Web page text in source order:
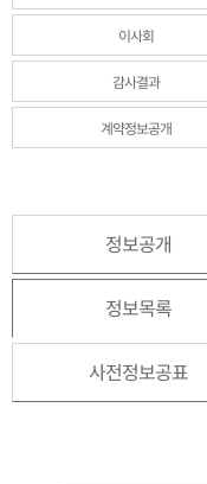
이사회
감사결과
계약정보공개
정보공개
정보목록
사전정보공표